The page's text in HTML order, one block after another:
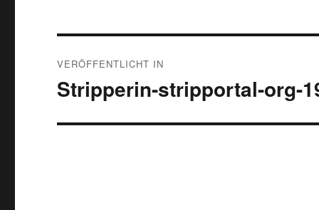
VERÖFFENTLICHT IN
Stripperin-stripportal-org-